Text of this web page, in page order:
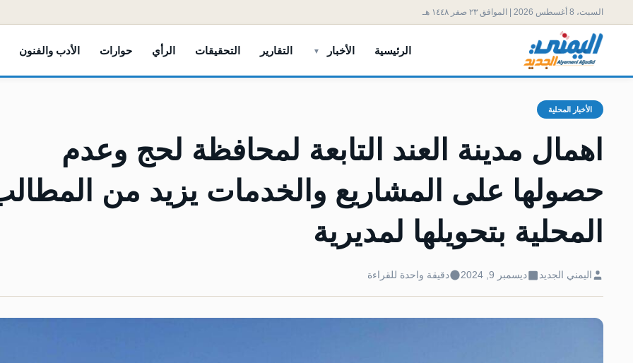
السبت، 8 أغسطس 2026 | الموافق ٢٣ صفر ١٤٤٨ هـ
الرئيسية الأخبار التقارير التحقيقات الرأي حوارات الأدب والفنون
الأخبار المحلية
اهمال مدينة العند التابعة لمحافظة لحج وعدم
حصولها على المشاريع والخدمات يزيد من
المحلية بتحويلها لمديرية
اليمني الجديد ديسمبر 9, 2024 دقيقة واحدة للقراءة